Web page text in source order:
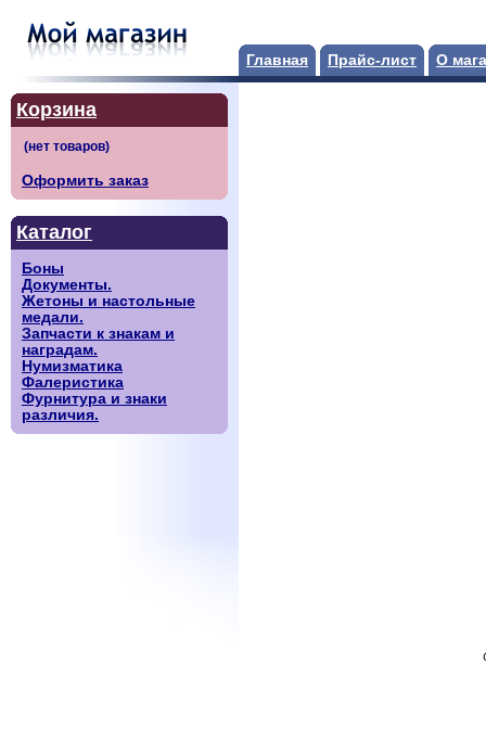
Главная Прайс-лист О
Корзина
Оформить заказ
Каталог
Боны
Документы.
Жетоны и настольные
медали.
Запчасти к знакам и
наградам.
Нумизматика
Фалеристика
Фурнитура и знаки
различия.